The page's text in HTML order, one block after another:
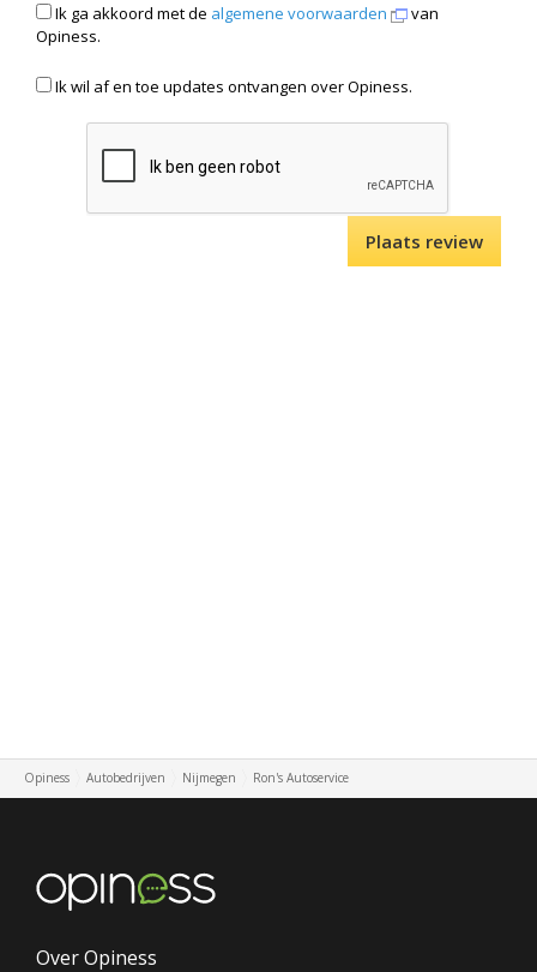
Ik ga akkoord met de algemene voorwaarden
van
Opiness.
Ik wil af en toe updates ontvangen over Opiness.
Opiness Autobedrijven Nijmegen Ron's Autoservice
Over Opiness